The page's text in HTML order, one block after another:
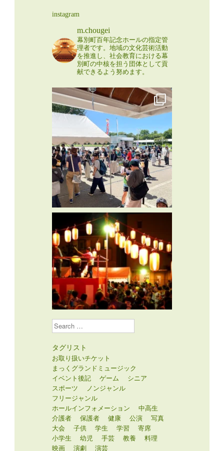
instagram
m.chougei
幕別町百年記念ホールの指定管
理者です。地域の文化芸術活動
を推進し、社会教育における幕
別町の中核を担う団体として貢
献できるよう努めます。
Search
タグリスト
お取り扱いチケット
まっくグランドミュージック
イベント後記
ゲーム
シニア
スポーツ
ノンジャンル
フリージャンル
ホールインフォメーション
中高生
介護者
保護者 健康 公演
写真
大会
子供 学生 学習
寄席
小学生
幼児 手芸 教養
料理
映画
演劇 演芸